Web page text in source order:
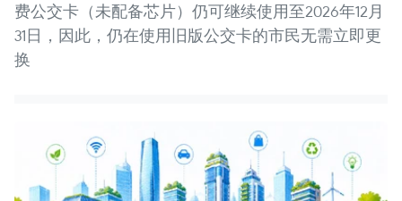
费公交卡（未配备芯片）仍可继续使用至2026年12月
31日，因此，仍在使用旧版公交卡的市民无需立即更
换